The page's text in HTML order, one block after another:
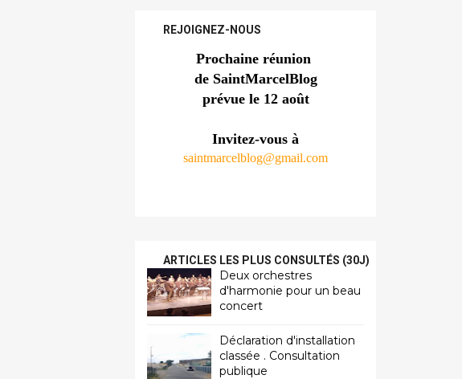
REJOIGNEZ-NOUS
Prochaine réunion
de SaintMarcelBlog
prévue le 12 août
Invitez-vous à
saintmarcelblog@gmail.com
ARTICLES LES PLUS CONSULTÉS (30J)
Deux orchestres
d'harmonie pour un beau
concert
Déclaration d'installation
classée . Consultation
publique